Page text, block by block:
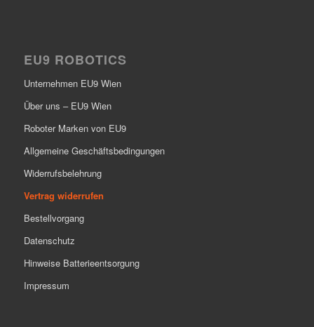
EU9 ROBOTICS
Unternehmen EU9 Wien
Über uns – EU9 Wien
Roboter Marken von EU9
Allgemeine Geschäftsbedingungen
Widerrufsbelehrung
Vertrag widerrufen
Bestellvorgang
Datenschutz
Hinweise Batterieentsorgung
Impressum